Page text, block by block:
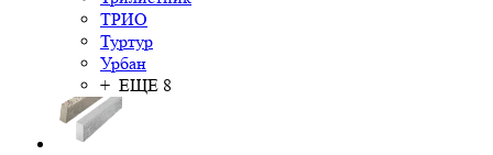
ТРИО
Туртур
Урбан
+ ЕЩЕ 8